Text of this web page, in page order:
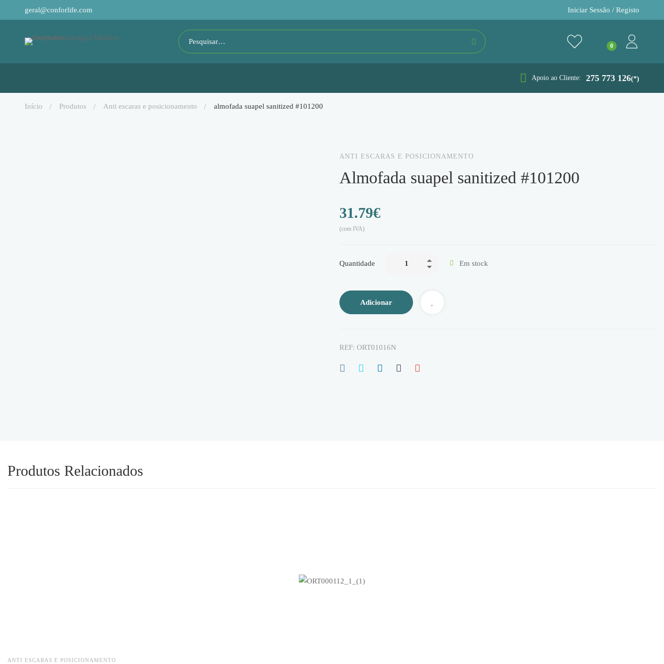
geral@conforlife.com Iniciar Sessão / Registo
Apoio ao Cliente: 275 773 126(*)
início produtos anti escaras e posicionamento almofada suapel sanitized #101200
ANTI ESCARAS E POSICIONAMENTO
almofada suapel sanitized #101200
31.79€
(com IVA)
Quantidade Em stock
Adicionar
REF: ORT01016N
Produtos Relacionados
ANTI ESCARAS E POSICIONAMENTO